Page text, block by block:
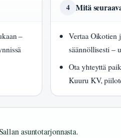
–
4 Mitä
Vertaa Oikotien
säännöllisesti –
Ota yhteyttä
Kuuru KV,
asuntotarjonnasta.